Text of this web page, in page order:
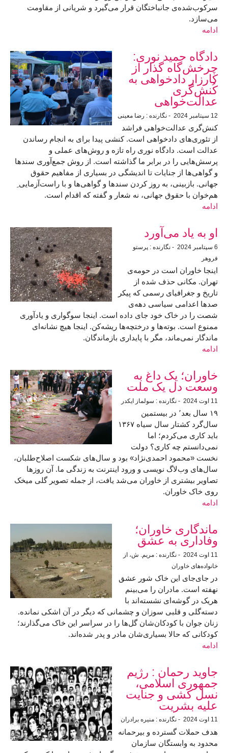
سرکوب‌شده‌ی جانباختگان قرار می‌گیرد و شریانی از مقاومت
می‌سازد.
ادامه
دادگاه حمید نوری:
چرخش‌گاه گذار از
کارزار دادخواهی به
کُنش‌گری
عدالت‌خواهی
12 سپتامبر 2024 - نگارنده : رضا معینی
کنش‌گری عدالت‌خواهی فراشد
از تئوری‌های دادخواهی است. کنشی پیدا برای به انجام رساندن
عدالت است. دادگاه نوری راه تازه و روش‌های عملی و
پرسش‌هایی را در برابر ما گذاشته است. از روش جمع‌آوری سندها
و گواهی‌ها از جنایات تا اندیشگی در بسیاری از مفاهیم حقوق
جهانی. بازبینی، به روز کردن سندها و گواهی‌ها و با راست‌آزمایی ِ
هم‌خوان با حقوق‌ جهانی، نه شعار و گفته که اقدام است.
ادامه
او به یاد می‌آورد
6 سپتامبر 2024
- نگارنده : پرستو
فروهر
اینجا خاوران است در حومه‌ی
تهران. مکانی حذف شده از
تاریخ و جغرافیای رسمی که پیکر
صدها اعدامی سیاسی دهه‌ی
شصت را در خاک خود جای داده است. اینجا سوگواری و یادآوری
ممنوع است. بوته‌ها و درختچه‌ها ریشه‌کن. اینجا هیچ نشانه‌ای
ماندگار نمی‌ماند، مگر با پایداری بازماندگان.
ادامه
خاوران؛ یک داغ به
وسعت دل یک ملت
11 اوت 2024 - نگارنده : سولماز ایکدر
۱۹ سال بعد٬ در بیستمین
سال‌گرد کشتار سال سیاه ‍۱۳۶۷
باید کاری می‌کردم؛ اما
نمی‌دانستم چه کاری؟ دولت
نخست «محمود احمدی‌نژاد» بود و سال‌های شکست اصلاح‌طلبان،
سال‌های وب‌لاگ نویسی و ورود اینترنت به زندگی ما. آن روزها
تصاویر بیشتری از خاوران می‌شد یافت، از جمله تصویر گلی میخک
روی خاک خاوران.
ادامه
ماندگاری خاوران؛
وفاداری به عشق
11 اوت 2024
- نگارنده : مریم. ش، از
خانواده‌های خاوران
در جای‌جای این خاک شور عشق
نهفته است. مادران را می‌بینم
هریک در گوشه‌ای نشسته‌اند با
دسته‌گلی و قلبی سوزان و چشمانی که دیگر در آن اشکی نمانده.
زنان جوان با کودکان‌شان گل‌ها را در سراسر این خاک می‌گذارند؛
کودکانی که حالا بسیاری‌شان مادر و پدر شده‌اند.
ادامه
جاوید رحمان : رژیم
جمهوری اسلامی،
نسل کشی و جنایت
علیه بشریت
11 اوت 2024 - نگارنده : منیره برادران
هدف حملات گسترده و بیرحمانه
محدود به وابستگان سازمان